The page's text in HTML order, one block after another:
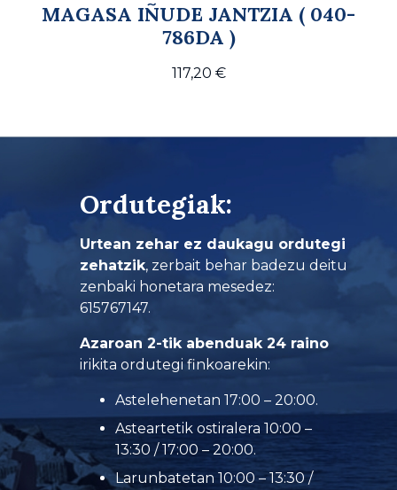
MAGASA IÑUDE JANTZIA ( 040-
786DA )
117,20 €
Ordutegiak:
Urtean zehar ez daukagu ordutegi
zehatzik, zerbait behar badezu deitu
zenbaki honetara mesedez:
615767147.
Azaroan 2-tik abenduak 24 raino
irikita ordutegi finkoarekin:
Astelehenetan 17:00 – 20:00.
Asteartetik ostiralera 10:00 –
13:30 / 17:00 – 20:00.
Larunbatetan 10:00 – 13:30 /